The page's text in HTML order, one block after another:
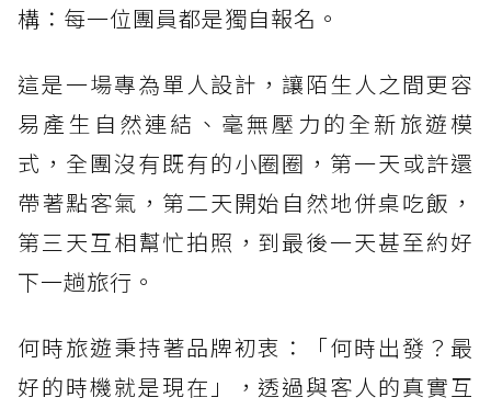
構：每一位團員都是獨自報名。
這是一場專為單人設計，讓陌生人之間更容
易產生自然連結、毫無壓力的全新旅遊模
式，全團沒有既有的小圈圈，第一天或許還
帶著點客氣，第二天開始自然地併桌吃飯，
第三天互相幫忙拍照，到最後一天甚至約好
下一趟旅行。
何時旅遊秉持著品牌初衷：「何時出發？最
好的時機就是現在」，透過與客人的真實互